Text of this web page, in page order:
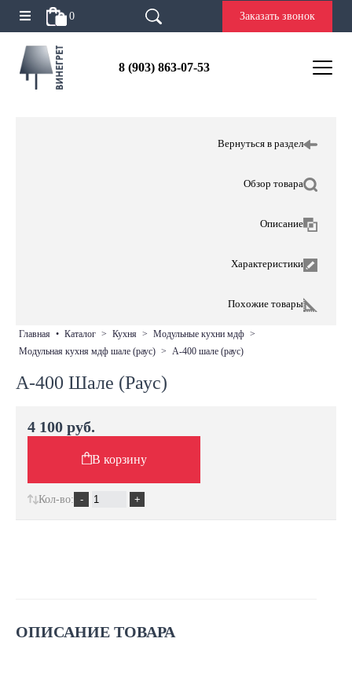
0 Заказать звонок
8 (903) 863-07-53
Вернуться в раздел
Обзор товара
Описание
Характеристики
Похожие товары
главная • каталог > кухня > модульные кухни мдф >
модульная кухня мдф шале (раус) > а-400 шале (раус)
А-400 Шале (Раус)
ОПИСАНИЕ ТОВАРА
4 100 руб.
В корзину
Кол-во: